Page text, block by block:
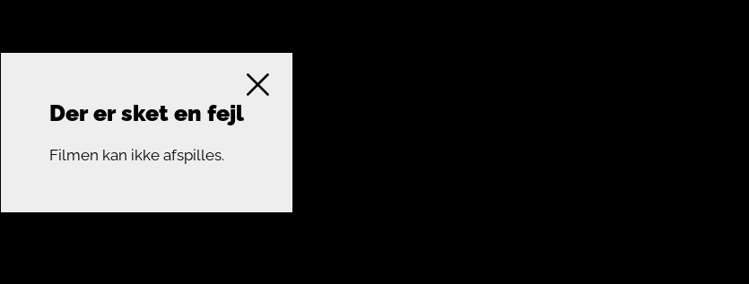
Der er sket en fejl
Filmen kan ikke afspilles.